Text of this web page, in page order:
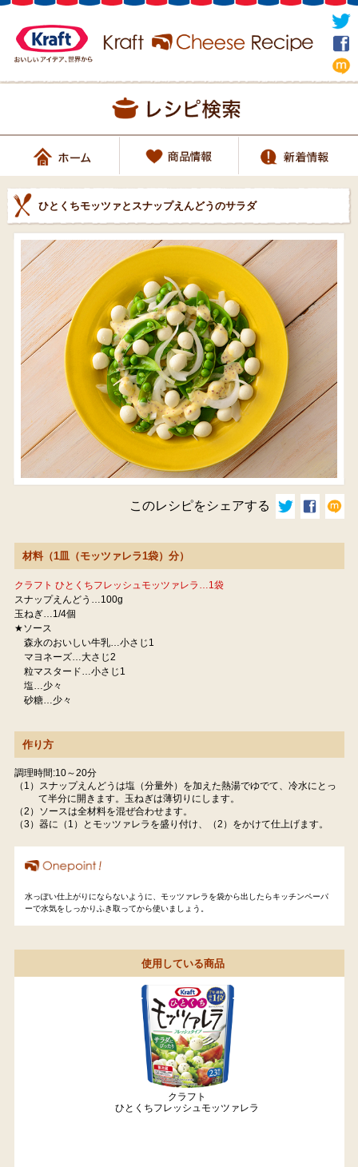
ひとくちモッツァとスナップえんどうのサラダ
このレシピをシェアする
材料（1皿（モッツァレラ1袋）分）
クラフト ひとくちフレッシュモッツァレラ…1袋
スナップえんどう…100g
玉ねぎ…1/4個
★ソース
森永のおいしい牛乳…小さじ1
マヨネーズ…大さじ2
粒マスタード…小さじ1
塩…少々
砂糖…少々
作り方
調理時間:10～20分
（1）スナップえんどうは塩（分量外）を加えた熱湯でゆでて、冷水にとっ
て半分に開きます。玉ねぎは薄切りにします。
（2）ソースは全材料を混ぜ合わせます。
（3）器に（1）とモッツァレラを盛り付け、（2）をかけて仕上げます。
水っぽい仕上がりにならないように、モッツァレラを袋から出したらキッチンペーパ
ーで水気をしっかりふき取ってから使いましょう。
使用している商品
クラフト
ひとくちフレッシュモッツァレラ